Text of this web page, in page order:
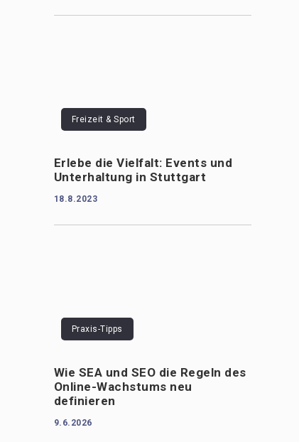
Freizeit & Sport
Erlebe die Vielfalt: Events und
Unterhaltung in Stuttgart
18.8.2023
Praxis-Tipps
Wie SEA und SEO die Regeln des
Online-Wachstums neu
definieren
9.6.2026